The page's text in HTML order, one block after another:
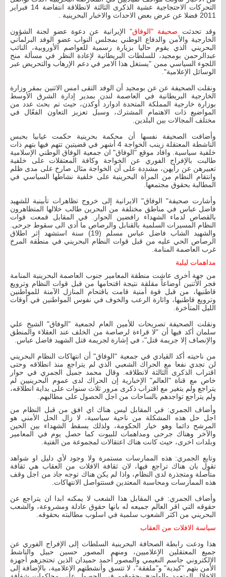
التحركات الاحتجاجية عشية الذكرى الثالثة لانطلاقة انتفاضة 14 فبراير
2011 فضلا عن عرض بعض الاحداث والاخبار البحرينية .
وقد تحدثت صحيفة "الوفاق" الإيرانية عن دعوة عضو لجنة الشؤون
الخارجية والأمن والدفاع الوطني بمجلس النواب عضو الوفد البرلماني
البحريني الذي يقوم حاليا بزيارة رسمية للعواصم الأوروبية، النائب
عبدالرحمن بومجيد، للسلطات البريطانية لإعادة النظر في مسألة منح
اللجوء السياسي ممن "يستغل هذا الامر في دعم الإرهاب والتحريض عبر
الوسائل الإعلامية".
ونقلت الصحيفة عن عن بومجيد أن الوفد التقى امس الاثنين بمقر وزارة
الخارجية البريطانية في العاصمة لندن بمدير إدارة الشرق الأوسط
بوزارة خارجية المملكة المتحدة ادوارد أوكدن، حيث تم بحث عدد من
المواضيع ذات الاهتمام المشترك، وسبل تعزيز التعاون الفعّال في
مختلف المجالات بين البلدين.
وأضافت الصحيفة نفسها أن محكمة بحرينية حكمت غيابيا بحبس
الناشطة المعتقلة زينب الخواجة 4 أشهر في قضيتين تتهم فيها بتهم ذات
خلفية سياسية. وافاد موقع "الوفاق" ان جمعية الوفاق الوطني الإسلامية
طالبت بالإفراج الفوري عن الخواجة وكافة المعتقلات على خلفية
تعبيرهن عن رأيهن، مشددة على أن الخواجة مثال صارخ على مدى ظلم
وانتقام النظام من المرأة البحرينية على خلفية نشاطها السياسي في
المطالبة بحقوق مجتمعها.
وأشارت صحيفة" الوفاق" الايرانية إلى خروج تظاهرات تأبينية للشهيد
فاضل عباس في مناطق مختلفة من البحرين طالب خلالها المتظاهرون
بالقصاص لدماء الشهداء رافضين الحوار. في المقابل قمعت قوات
النظام المسيرات السلمية بالقنابل والرصاص ما أدى الى سقوط جرحى.
والشهيد الشاب فاضل عباس مسلم (19) سنة استشهد إثر اطلاق
الرصاص الحي عليه من قبل قوات النظام البحريني في منطقة المرخ
غرب العاصمة المنامة.
مداهمات ليلية
من جهة أخرى عاشت منطقة المعامير جنوب العاصمة البحرينية المنامة
فجر الأثنين أوضاعاً مقلقة نتيجة اقتحامها من قبل قوات النظام وترويع
قاطنيها، من قبل قوة أمنية قامت باقتحام المنازل الآمنة للمواطنين
وترويع قاطنيها، واثارة الرعب والخوف في نفوس المواطنين في أوقات
الليل المتأخرة.
ونقلت الصحيفة تصريحات للأمين العام لجمعية "الوفاق" الشيخ علي
سلمان أكد فيها أن "لا قراءة لرصاصة من الخلف عند العقلاء والمنطق
والإنصاف إلا جريمة قتل"، في إشارة لجريمة قتل الشهيد فاضل عباس.
من ناحيته أكد القيادي في جمعية "الوفاق" أن انتهاكات النظام البحريني
لن تجدي نفعا مع الحراك الشعبي الذي لم يتراجع منذ انطلاقه وحتى
اقتراب الذكرى الثالثة لانطلاقه. وقال محمد جميل الجمري في حوار
خاص مع قناة "العالم" الإخبارية إن الحراك لدى عموم البحرينيين لم
يتراجع ولم يتغير مع اقتراب ذكرى مرور ثلاث سنوات على بداية انطلاقه،
ولم يتراجع تواجدهم بالساحات من اجل الحصول على مطالبهم.
وأضاف الجمري: في المقابل ليس هناك اي افق من قبل النظام من
اجل حل هذه المشكلة من ناحية سياسية، لا زال الحل الأمني هو
المرشح دائما وهو خيار الحكومة، ولذلك يسقط الشهداء بين الحين
والآخر وهناك جرحى ومداهمات للبيوت كما حصل يوم في المعامير
وبلدات اخرى، حيث كانت هناك اعتقالات لمجموعة من الفتية.
وتابع الجمري: هذه الممارسات مستمرة ولا وجود لأي دليل او شواهد
تقول بان هناك تراجع فيها، لان ثقافة الافلات من العقاب هي ثقافة
متأصلة ومتجذرة لدى النظام، واذا لم يكن هناك توجه جاد من اجل وقف
هذه الممارسات ومحاسبة المعتدين فستتواصل الانتهاكات.
وأضاف الجمري: في المقابل هذا الشعب لا يمكنه ابدا ان يتراجع عن
حقوقه التي اقر العالم جميعه له بانها حقوق عادلة ومشروعة، والشعب
البحريني من اکثر الشعوب سلمية في اسلوب مطالبته بحقوقه.
سياسة الافلات من العقاب
هذا ودعت رابطة الصحافة البحرينية السلطات إلى الإفراج الفوري عن
جميع المعتقلين الإعلاميين، ومنهم المصور حسين حبيل والناشط
الإلكتروني جاسم النعيمي والمصور أحمد حميدان الذين تحتجزهم أجهزة
الأمن بتهم "كيدية" و"ملفقة"، لا تتسق وأنشطتهم الإعلامية، بالإضافة إلى